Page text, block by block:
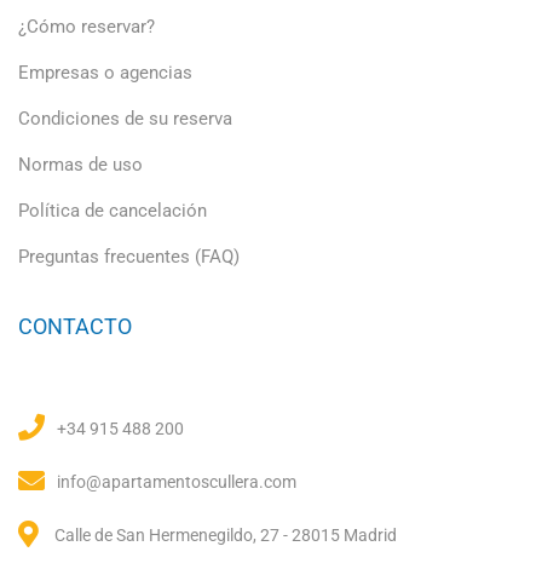
¿Cómo reservar?
Empresas o agencias
Condiciones de su reserva
Normas de uso
Política de cancelación
Preguntas frecuentes (FAQ)
CONTACTO
+34 915 488 200
info@apartamentoscullera.com
Calle de San Hermenegildo, 27 - 28015 Madrid